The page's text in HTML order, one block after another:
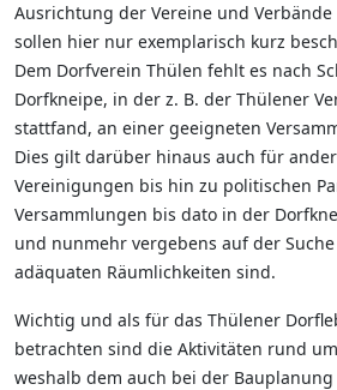
Ausrichtung der Vereine und
sollen hier nur exemplarisch kurz
Dem Dorfverein Thülen fehlt es nach
Dorfkneipe, in der z. B. der Thülener
stattfand, an einer geeigneten
Dies gilt darüber hinaus auch für
Vereinigungen bis hin zu politischen
Versammlungen bis dato in der
und nunmehr vergebens auf der
adäquaten Räumlichkeiten sind.
Wichtig und als für das Thülener
betrachten sind die Aktivitäten rund
weshalb dem auch bei der